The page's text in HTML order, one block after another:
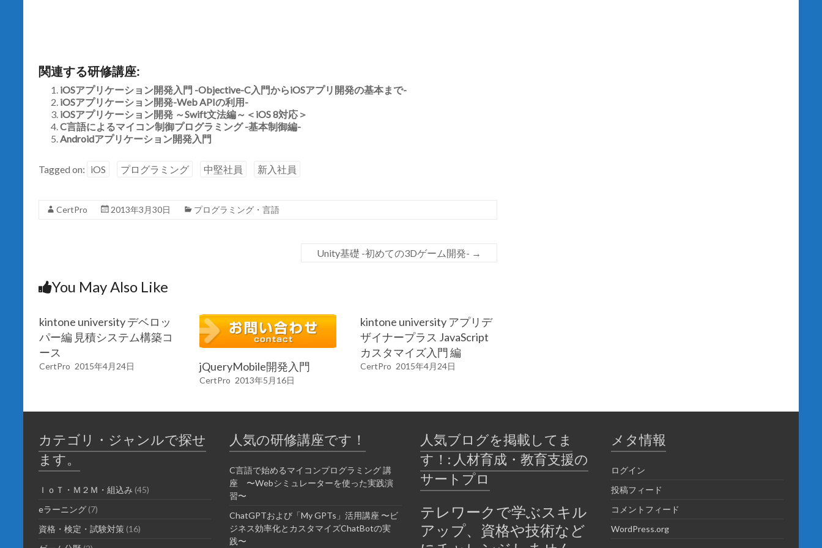
し
い
ウ
ィ
ン
ド
ウ
で
開
き
ま
し
て
く
だ
さ
い
(
新
し
い
ン
ド
き
ま
関連する研修講座:
iOSアプリケーション開発入門 -Objective-C入門からiOSアプリ開発の基本まで-
iOSアプリケーション開発-Web APIの利用-
iOSアプリケーション開発 ～Swift文法編～＜iOS 8対応＞
C言語によるマイコン制御プログラミング -基本制御編-
Androidアプリケーション開発入門
Tagged on: iOS プログラミング 中堅社員 新入社員
CertPro 2013年3月30日 プログラミング・言語
Unity基礎 -初めての3Dゲーム開発- →
You May Also Like
kintone university デベロッ
パー編 見積システム構築コ
ース
CertPro 2015年4月24日 jQueryMobile開発入門
CertPro 2013年5月16日
kintone university アプリデ
ザイナープラス JavaScript
カスタマイズ入門 編
CertPro 2015年4月24日
カテゴリ・ジャンルで探せ
ます。
ＩｏＴ・Ｍ２Ｍ・組込み (45)
eラーニング (7)
資格・検定・試験対策 (16)
人気の研修講座です！
C言語で始めるマイコンプログラミング 講
座 〜Webシミュレーターを使った実践演
習〜
ChatGPTおよび「My GPTs」活用講座 〜ビ
ジネス効率化とカスタマイズChatBotの実
践〜
人気ブログを掲載してま
す！: 人材育成・教育支援の
サートプロ
テレワークで学ぶスキル
アップ、資格や技術など
メタ情報
ログイン
投稿フィード
コメントフィード
WordPress.org